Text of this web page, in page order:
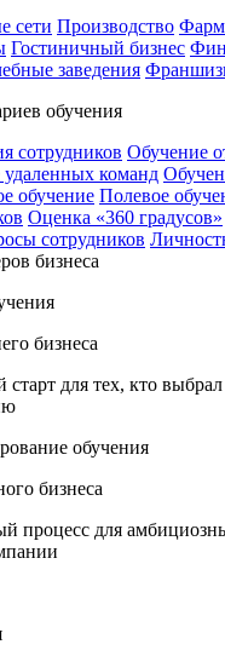
сети Производство
Гостиничный бизнес
заведения
обучения
сотрудников Обучение
команд
обучение Полевое
Оценка «360 градусов»
сотрудников
бизнеса
бизнеса
для тех, кто
обучения
бизнеса
процесс для